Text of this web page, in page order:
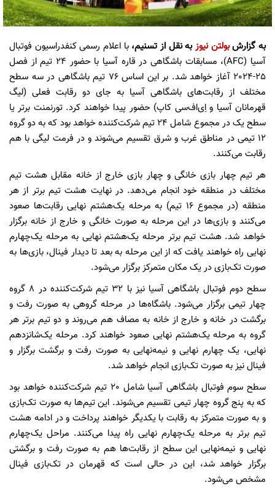
به گزارشبولتن نیوزبه نقل از تسنیم،با اعلام رسمی کنفدراسیون فوتبال
آسیا (AFC)، مسابقات باشگاهی در قاره آسیا با حضور 24 تیم از فصل
25-2024 آغاز خواهد شد. بر این اساس 76 تیم باشگاهی در سه سطح
مختلف از رقابت‌های باشگاهی آسیا به جای دو رقابت فعلی (لیگ
قهرمانان آسیا و اِی‌اف‌سی کاپ) حضور پیدا خواهند کرد. تورنمنت برتر یا
سطح یک در مجموع شامل 24 تیم شرکت‌کننده خواهد بود که به دو گروه
12 تیمی در مناطق غرب و شرق تقسیم می‌شوند و در فرمت لیگی با هم
رقابت می‌کنند.
هر تیم چهار بازی خانگی و چهار بازی خارج از خانه مقابل هشت تیم
مختلف در منطقه خود انجام می‌دهد. در نهایت هشت تیم برتر از هر
منطقه (در مجموع 16 تیم) به مرحله یک‌هشتم نهایی رقابت‌ها صعود
می‌کنند و بازی‌ها در این مرحله به صورت خانگی و خارج از خانه برگزار
خواهد شد. هشت تیم برتر مرحله یک‌هشتم نهایی به مرحله یک‌چهارم
نهایی راه خواهند یافت که از این مرحله به بعد تا دیدار فینال، بازی‌ها به
صورت تک‌بازی در یک مکان متمرکز برگزار می‌شود.
سطح دوم فوتبال باشگاهی آسیا نیز با 32 تیم شرکت‌کننده در 8 گروه
چهار تیمی برگزار می‌شود. باشگاه‌ها در مرحله گروهی به صورت رفت و
برگشت در خانه و خارج از خانه به مصاف هم می‌روند و دو تیم برتر هر
گروه به مرحله یک‌هشتم نهایی صعود خواهند کرد. مرحله یک‌شانزدهم
نهایی، یک چهارم نهایی و نیمه‌نهایی به صورت رفت و برگشت برگزار و
فینال نیز به صورت تک‌بازی انجام خواهد شد.
سطح سوم فوتبال باشگاهی آسیا شامل 20 تیم شرکت‌کننده خواهد بود
که به پنج گروه چهار تیمی تقسیم می‌شوند. این تیم‌ها به صورت تک‌بازی
و به صورت متمرکز به رقابت با یکدیگر خواهند پرداخت و در ادامه هشت
تیم برتر به مرحله یک‌چهارم نهایی راه پیدا می‌کنند. مراحل یک‌چهارم
نهایی و نیمه‌نهایی این سطح از رقابت‌ها هم به صورت رفت و برگشتی
برگزار خواهد شد، این در حالی است که قهرمان در تک‌بازی فینال
مشخص می‌شود.